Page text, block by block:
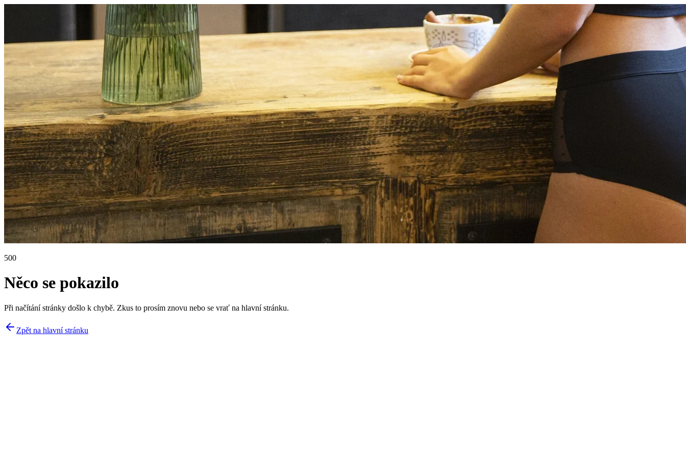
500
Něco se pokazilo
Při načítání stránky došlo k chybě. Zkus to prosím znovu nebo se vrať na hlavní stránku.
Zpět na hlavní stránku